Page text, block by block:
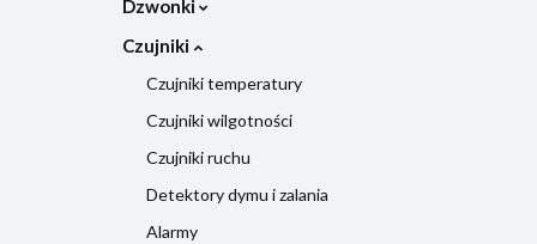
Dzwonki
Czujniki
Czujniki temperatury
Czujniki wilgotności
Czujniki ruchu
Detektory dymu i zalania
Alarmy